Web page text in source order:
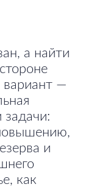
а найти
вариант —
задачи:
и
как